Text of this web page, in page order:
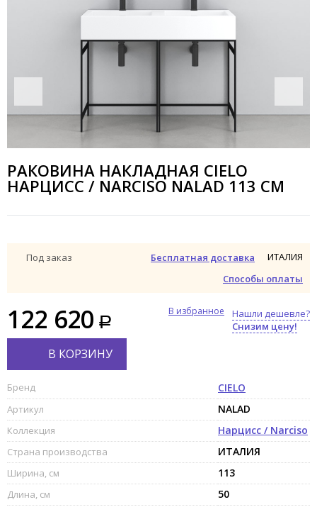
РАКОВИНА НАКЛАДНАЯ CIELO
НАРЦИСС / NARCISO NALAD 113 СМ
Под заказ
Бесплатная доставка
Способы оплаты
ИТАЛИЯ
122 620
Нашли дешевле?
Снизим цену!
В избранное
В КОРЗИНУ
Бренд CIELO
Артикул NALAD
Коллекция Нарцисс / Narciso
Страна производства ИТАЛИЯ
Ширина, см 113
Длина, см 50